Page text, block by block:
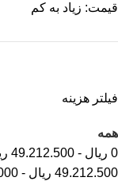
قیمت: زیاد به کم
فیلتر هزینه
همه
0 ریال -
49.212.500
49.212.500 ریال -